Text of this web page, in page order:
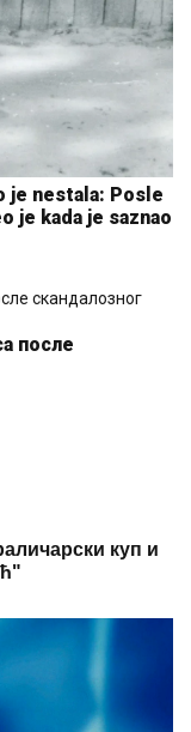
je nestala: Posle
je kada je saznao
после
куп и